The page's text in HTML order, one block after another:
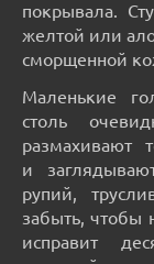
покрывала.
желтой или
сморщенной
Маленькие
столь
размахивают
и
рупий,
забыть, чтобы
исправит